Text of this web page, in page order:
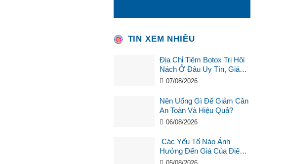
TIN XEM NHIỀU
Địa Chỉ Tiêm Botox Trị Hôi
Nách Ở Đâu Uy Tín, Giá
Tốt?07/08/2026
Nên Uống Gì Để Giảm Cân
An Toàn Và Hiệu Quả?
06/08/2026
Các Yếu Tố Nào Ảnh
Hưởng Đến Giá Của Điêu
Khắc Chân Mày ?